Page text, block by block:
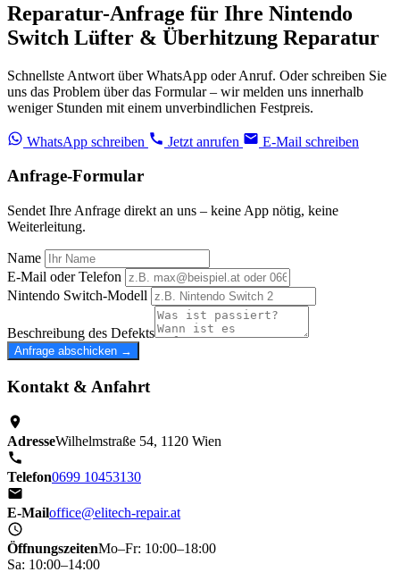
Reparatur-Anfrage für Ihre Nintendo
Switch Lüfter & Überhitzung Reparatur
Schnellste Antwort über WhatsApp oder Anruf. Oder schreiben Sie
uns das Problem über das Formular – wir melden uns innerhalb
weniger Stunden mit einem unverbindlichen Festpreis.
WhatsApp schreiben Jetzt anrufen E-Mail schreiben
Anfrage-Formular
Sendet Ihre Anfrage direkt an uns – keine App nötig, keine
Weiterleitung.
Name
E-Mail oder Telefon
Nintendo Switch-Modell
Beschreibung des Defekts
Anfrage abschicken →
Kontakt & Anfahrt
AdresseWilhelmstraße 54, 1120 Wien
Telefon0699 10453130
E-Mailoffice@elitech-repair.at
ÖffnungszeitenMo–Fr: 10:00–18:00
Sa: 10:00–14:00